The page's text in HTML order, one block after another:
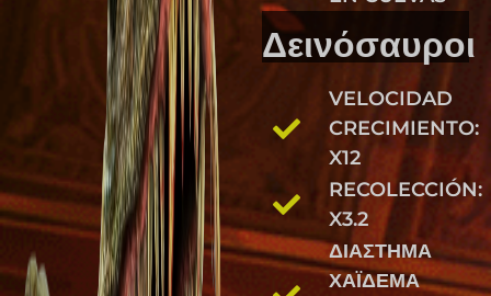
Δεινόσαυροι
VELOCIDAD
CRECIMIENTO:
X12
RECOLECCIÓN:
X3.2
ΔΙΆΣΤΗΜΑ
ΧΆΙΔΕΜΑ